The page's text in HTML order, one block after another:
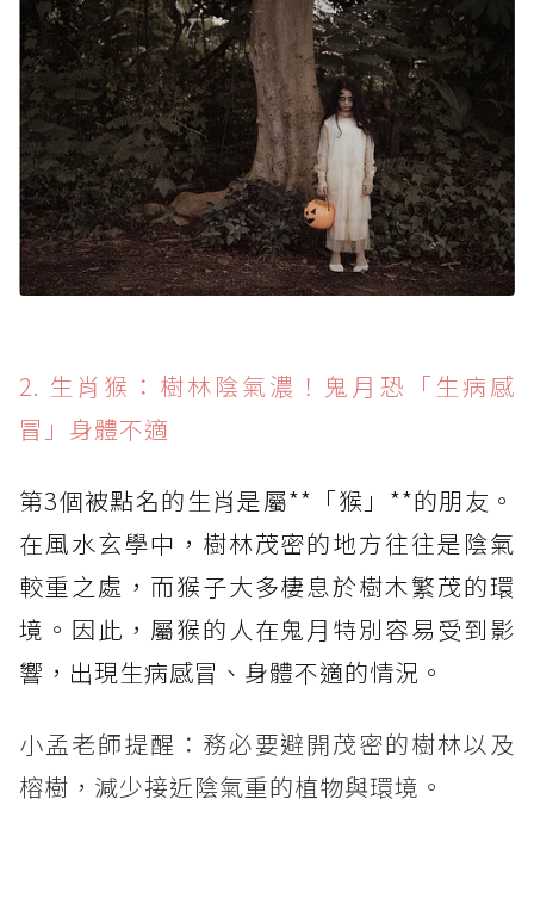
2. 生肖猴：樹林陰氣濃！鬼月恐「生病感
冒」身體不適
第3個被點名的生肖是屬**「猴」**的朋友。
在風水玄學中，樹林茂密的地方往往是陰氣
較重之處，而猴子大多棲息於樹木繁茂的環
境。因此，屬猴的人在鬼月特別容易受到影
響，出現生病感冒、身體不適的情況。
小孟老師提醒：務必要避開茂密的樹林以及
榕樹，減少接近陰氣重的植物與環境。